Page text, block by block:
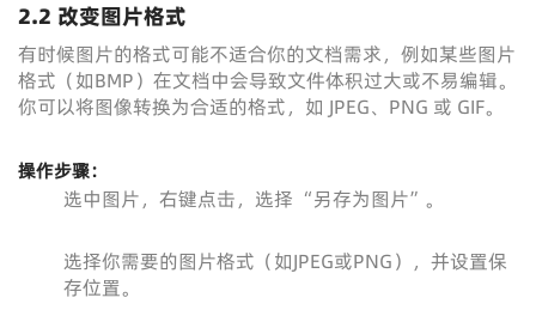
2.2 改变图片格式
有时候图片的格式可能不适合你的文档需求，例如某些图片
格式（如BMP）在文档中会导致文件体积过大或不易编辑。
你可以将图像转换为合适的格式，如 JPEG、PNG 或 GIF。
操作步骤：
选中图片，右键点击，选择 “另存为图片”。
选择你需要的图片格式（如JPEG或PNG），并设置保
存位置。